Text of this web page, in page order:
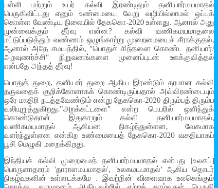
பள்ளி மற்றும் உயர் கல்வி இரண்டிலும் தனியார்மயமாதல்
பெருகிவிட்டது எனும் உண்மையை வேறு வழியில்லாமல் ஒப்புக்
கொள்ள வேண்டிய நிலையில் தேககொ-2020 உள்ளது. ஆனால் அது
முன்வைக்கும் தீர்வு என்ன? கல்வி வணிகமயமாதலை
மட்டுப்படுத்தும் வண்ணம் ஒழுங்காற்று முறைமையைச் சீராக்குதல்,
ஆனால் அதே சமயத்தில், "பொதுச் சிந்தனை கொண்ட தனியார்/
அறவுணர்ச்சி" நிறுவனங்களை முனைப்புடன் ஊக்குவித்தல்
என்பதே அந்தத் தீர்வு!
பொதுத் துறை, தனியார் துறை ஆகிய இரண்டும் தரமான கல்வி
தருவதைக் குறிக்கோளாகக் கொண்டிருப்பதால் அவ்விரண்டையும்
ஒரே மாதிரி நடத்தவேண்டும் என்று தேககொ-2020 திரும்பத் திரும்ப
வலியுறுத்துகிறது."அறக்கட்டளை" என்ற பெயரில் ஒளிந்துக்
கொண்டுதான் இதுகாறும் கல்வி தனியார்மயமாதல்,
வணிகமயமாதல் ஆகியன நிகழ்ந்துள்ளன, வேகமாக
வளர்ந்துள்ளன என்கிற உண்மையைத் தேககொ-2020 வசதியாகப்
பூசி மெழுகி மறைக்கிறது.
இந்தியக் கல்வி முறைமைத் தனியார்மயமாதல் என்பது [உலகப்]
பொருளாதாரம் 'தாராளமயமாதல்', 'உலகமயமாதல்' ஆகிய தொடர்
நிகழ்வுகளின் உள்ளடக்கமே . இவற்றின் விளைவாக உலகெங்கும்